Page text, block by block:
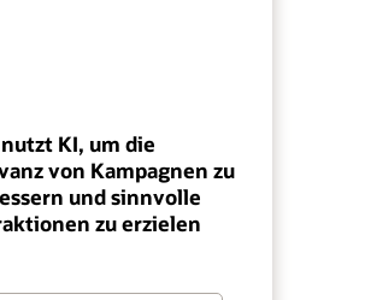
nutzt KI, um die
von Kampagnen zu
und sinnvolle
zu erzielen